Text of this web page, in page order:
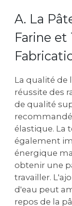
A. La
Farine
La qualité de
réussite des
de qualité
élastique. La
également
énergique
obtenir une
travailler.
d'eau peut
repos de la